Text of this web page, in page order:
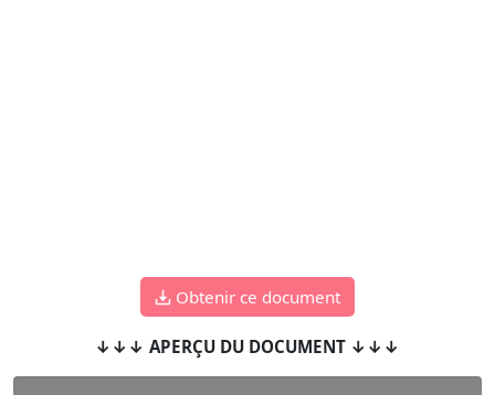
Obtenir ce document
↓↓↓ APERÇU DU DOCUMENT ↓↓↓